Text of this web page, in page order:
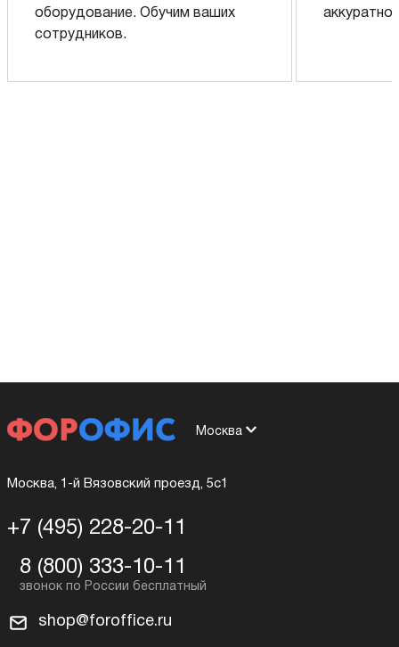
оборудование. Обучим ваших
сотрудников.
аккуратно
Москва
Москва, 1-й Вязовский проезд, 5с1
+7 (495) 228-20-11
8 (800) 333-10-11
shop@foroffice.ru